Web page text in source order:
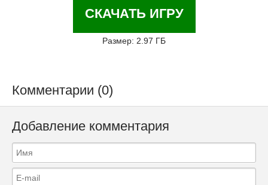
СКАЧАТЬ ИГРУ
Размер: 2.97 ГБ
Комментарии (0)
Добавление комментария